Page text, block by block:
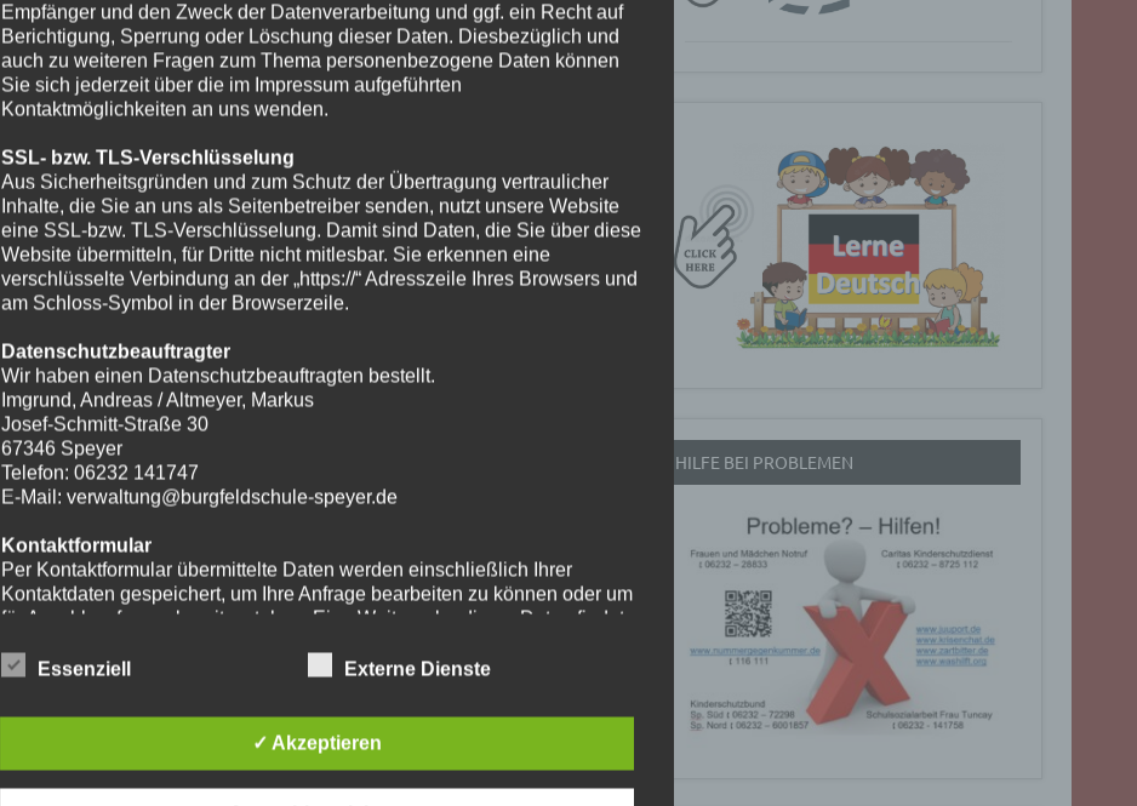
HILFE BEI PROBLEMEN
Empfänger und den Zweck der Datenverarbeitung und ggf. ein Recht auf
Berichtigung, Sperrung oder Löschung dieser Daten. Diesbezüglich und
auch zu weiteren Fragen zum Thema personenbezogene Daten können
Sie sich jederzeit über die im Impressum aufgeführten
Kontaktmöglichkeiten an uns wenden.
SSL- bzw. TLS-Verschlüsselung
Aus Sicherheitsgründen und zum Schutz der Übertragung vertraulicher
Inhalte, die Sie an uns als Seitenbetreiber senden, nutzt unsere Website
eine SSL-bzw. TLS-Verschlüsselung. Damit sind Daten, die Sie über diese
Website übermitteln, für Dritte nicht mitlesbar. Sie erkennen eine
verschlüsselte Verbindung an der „https://“ Adresszeile Ihres Browsers und
am Schloss-Symbol in der Browserzeile.
Datenschutzbeauftragter
Wir haben einen Datenschutzbeauftragten bestellt.
Imgrund, Andreas / Altmeyer, Markus
Josef-Schmitt-Straße 30
67346 Speyer
Telefon: 06232 141747
E-Mail: verwaltung@burgfeldschule-speyer.de
Kontaktformular
Per Kontaktformular übermittelte Daten werden einschließlich Ihrer
Kontaktdaten gespeichert, um Ihre Anfrage bearbeiten zu können oder um
für Anschlussfragen bereitzustehen. Eine Weitergabe dieser Daten findet
Die Verarbeitung der in das Kontaktformular eingegebenen Daten erfolgt
DSGVO). Ein Widerruf Ihrer bereits erteilten Einwilligung ist jederzeit
möglich. Für den Widerruf genügt eine formlose Mitteilung per E-Mail. Die
Datenverarbeitungsvorgänge bleibt vom Widerruf unberührt.
Essenziell Externe Dienste
✓ Akzeptieren